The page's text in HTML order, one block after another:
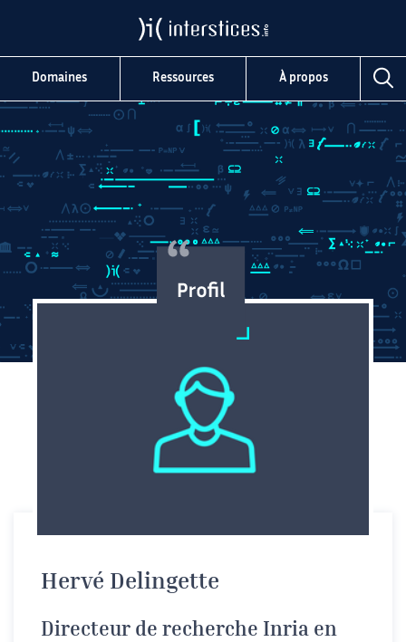
Domaines Ressources À propos
Hervé Delingette
Directeur de recherche Inria en